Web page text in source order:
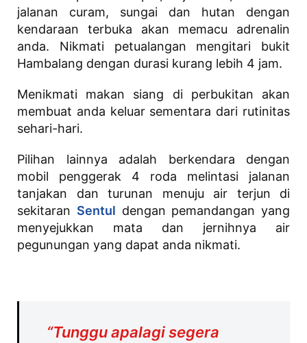
jalanan curam, sungai dan hutan dengan
kendaraan terbuka akan memacu adrenalin
anda. Nikmati petualangan mengitari bukit
Hambalang dengan durasi kurang lebih 4 jam.
Menikmati makan siang di perbukitan akan
membuat anda keluar sementara dari rutinitas
sehari-hari.
Pilihan lainnya adalah berkendara dengan
mobil penggerak 4 roda melintasi jalanan
tanjakan dan turunan menuju air terjun di
sekitaran Sentul dengan pemandangan yang
menyejukkan mata dan jernihnya air
pegunungan yang dapat anda nikmati.
“Tunggu apalagi segera